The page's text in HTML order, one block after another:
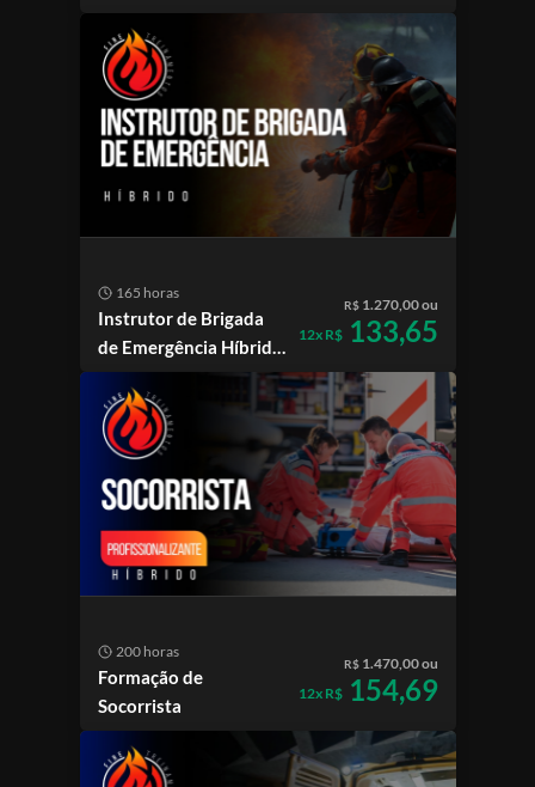
Híbrido | SC
165 horas
Instrutor de Brigada
de Emergência Híbrido
| SC
R$1.270,00 ou
12x R$133,65
200 horas
Formação de
Socorrista
R$1.470,00 ou
12x R$154,69